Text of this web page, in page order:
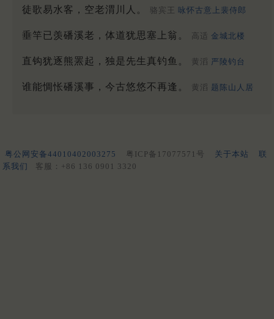
徒歌易水客，空老渭川人。 骆宾王 咏怀古意上裴侍郎
垂竿已羡磻溪老，体道犹思塞上翁。 高适 金城北楼
直钩犹逐熊罴起，独是先生真钓鱼。 黄滔 严陵钓台
谁能惆怅磻溪事，今古悠悠不再逢。 黄滔 题陈山人居
粤公网安备44010402003275 粤ICP备17077571号 关于本站
联
系我们
客服：+86 136 0901 3320